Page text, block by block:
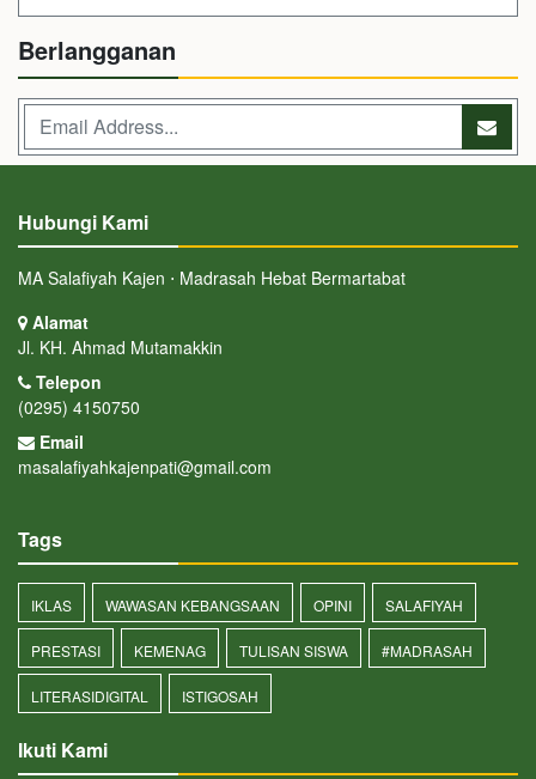
Berlangganan
Hubungi Kami
MA Salafiyah Kajen ⋅ Madrasah Hebat Bermartabat
Alamat
Jl. KH. Ahmad Mutamakkin
Telepon
(0295) 4150750
Email
masalafiyahkajenpati@gmail.com
Tags
IKLAS WAWASAN KEBANGSAAN OPINI SALAFIYAH
PRESTASI KEMENAG TULISAN SISWA #MADRASAH
LITERASIDIGITAL ISTIGOSAH
Ikuti Kami